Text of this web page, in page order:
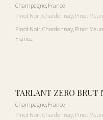
Champagne,France
Pinot Noir, Chardonnay, Pinot
Pinot Noir, Chardonnay, Pinot
France.
TARLANT ZERO BRUT
Champagne,France
Pinot Noir, Chardonnay, Pinot